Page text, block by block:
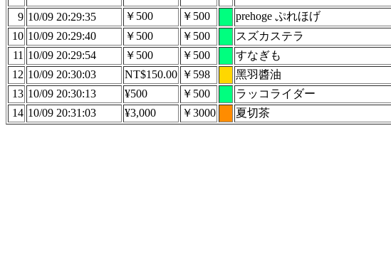
9 10/09 20:29:35 ￥500 ￥500 prehoge ぷれほげ
10 10/09 20:29:40 ￥500 ￥500
スズカステラ
11 10/09 20:29:54 ￥500 ￥500 すなぎも
12 10/09 20:30:03 NT$150.00 ￥598 黑羽醬油
13 10/09 20:30:13 ¥500 ￥500 ラッコライダー
14 10/09 20:31:03 ¥3,000 ￥3000 夏切茶